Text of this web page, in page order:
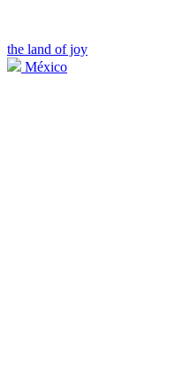
the land of joy
México